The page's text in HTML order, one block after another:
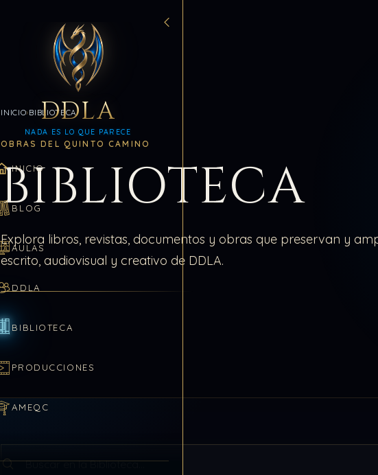
DDLA
NADA ES LO QUE PARECE
INICIO
BLOG
AULAS
DDLA
BIBLIOTECA
PRODUCCIONES
AMEQC
INICIO BIBLIOTECA
OBRAS DEL QUINTO CAMINO
BIBLIOTECA
Explora libros, revistas, documentos y obras que preservan y
escrito, audiovisual y creativo de DDLA.